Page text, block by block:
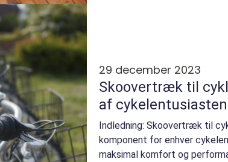
29 december 2023
Skoovertræk til
af
Indledning: Skoovertræk til
komponent for enhver
maksimal komfort og